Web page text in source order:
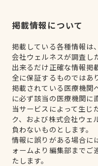
掲載情報について
掲載している各種情報は
会社ウェルネスが調査し
出来るだけ正確な情報掲
全に保証するものではあ
掲載されている医療機関
に必ず該当の医療機関に
当サービスによって生じ
ク、および株式会社ウェ
負わないものとします。
情報に誤りがある場合に
ォームより編集部までご
たします。